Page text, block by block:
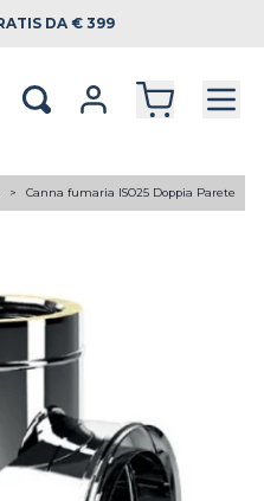
DA € 399
Canna fumaria ISO25 Doppia Parete